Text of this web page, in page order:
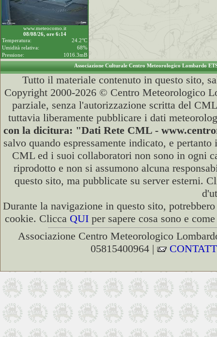
www.meteocomo.it
08/08/26, ore 6:14
Temperatura:
24.2°C
Umidità relativa:
68%
Pressione:
1016.3mB
Associazione Culturale Centro Meteorologico Lombardo
Tutto il materiale contenuto in questo sito,
Copyright 2000-2026 © Centro Meteorologico
parziale, senza l'autorizzazione scritta del
tuttavia liberamente pubblicare i dati
con la dicitura: "Dati Rete CML -
salvo quando espressamente indicato, e
CML ed i suoi collaboratori non sono in ogni
riprodotto e non si assumono alcuna
questo sito, ma pubblicate su server esterni.
Durante la navigazione in questo sito,
cookie. Clicca QUI per sapere cosa sono e
Associazione Centro Meteorologico
05815400964 |